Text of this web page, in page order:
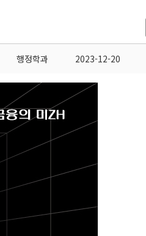
행정학과 2023-12-20